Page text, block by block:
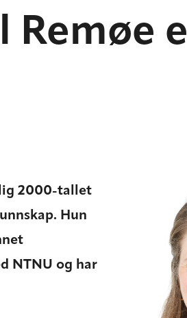
Remøe
2000-tallet
Hun
NTNU og har